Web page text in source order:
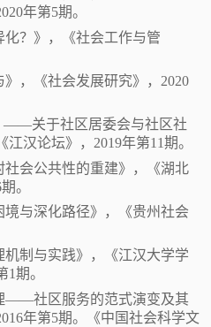
年第5期。
化？》，《社会工作与管
，《社会发展研究》， 2020
——关于社区居委会与社区社
汉论坛》，2019年第11期。
社会公共性的重建》，《湖北
。
境与深化路径》，《贵州社会
机制与实践》，《江汉大学学
1期。
——社区服务的范式演变及其
年第5期。《中国社会科学文